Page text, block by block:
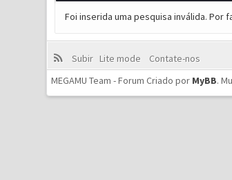
Foi inserida uma pesquisa inválida.
Subir Lite mode
Contate-nos
MEGAMU Team - Forum Criado por MyBB.